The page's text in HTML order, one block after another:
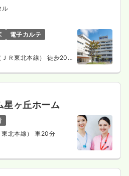
ル
電子カルテ
Ｒ東北本線） 徒歩20
星ヶ丘ホーム
北本線） 車20分